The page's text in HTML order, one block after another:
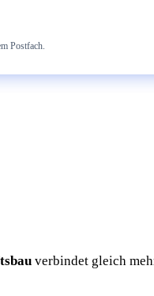
Postfach.
verbindet gleich